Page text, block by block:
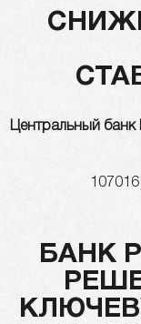
Цветовая схема:
Центральный
БАНК